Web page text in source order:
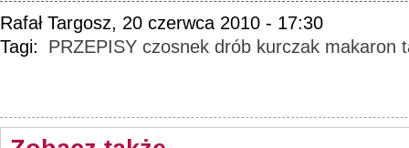
Rafał Targosz, 20 czerwca 2010 - 17:30
Tagi:
PRZEPISY czosnek drób kurczak makaron